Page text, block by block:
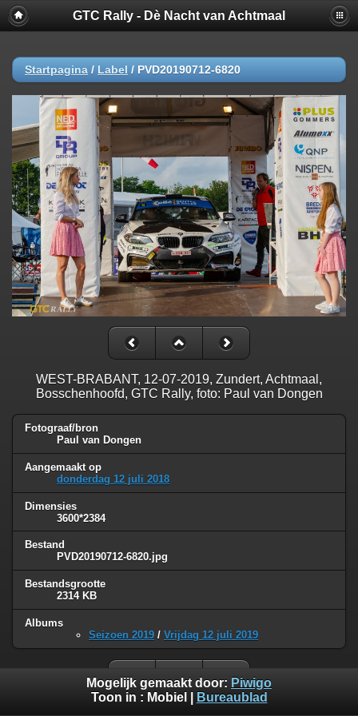
GTC Rally - Dè Nacht van Achtmaal
Startpagina / Label / PVD20190712-6820
WEST-BRABANT, 12-07-2019, Zundert, Achtmaal,
Bosschenhoofd, GTC Rally, foto: Paul van Dongen
Fotograaf/bron
Paul van Dongen
Aangemaakt op
donderdag 12 juli 2018
Dimensies
3600*2384
Bestand
PVD20190712-6820.jpg
Bestandsgrootte
2314 KB
Albums
Seizoen 2019 / Vrijdag 12 juli 2019
Mogelijk gemaakt door: Piwigo
Toon in : Mobiel Bureaublad